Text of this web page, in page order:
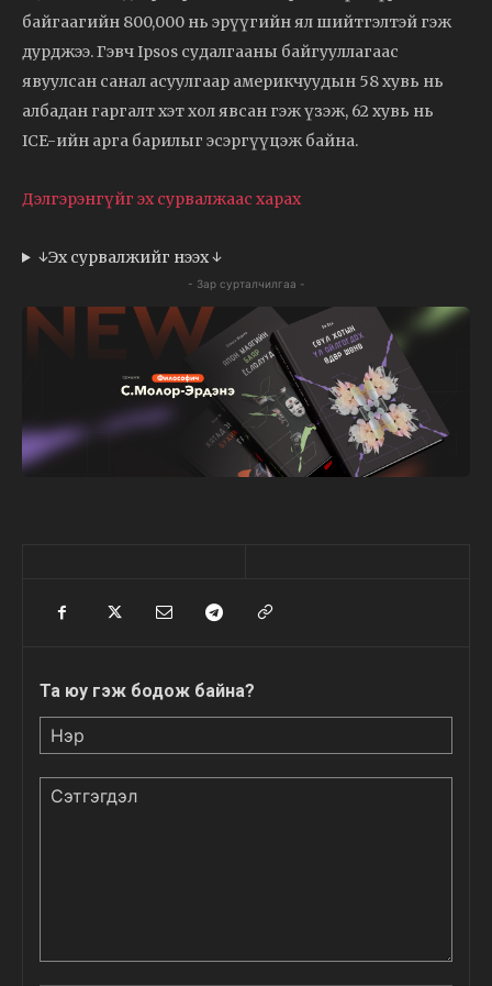
байгаагийн 800,000 нь эрүүгийн ял шийтгэлтэй гэж
дурджээ. Гэвч Ipsos судалгааны байгууллагаас
явуулсан санал асуулгаар америкчуудын 58 хувь нь
албадан гаргалт хэт хол явсан гэж үзэж, 62 хувь нь
ICE-ийн арга барилыг эсэргүүцэж байна.
Дэлгэрэнгүйг эх сурвалжаас харах
↓Эх сурвалжийг нээх ↓
- Зар сурталчилгаа -
Та юу гэж бодож байна?